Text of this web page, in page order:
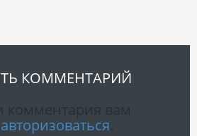
КОММЕНТАРИЙ
авторизоваться